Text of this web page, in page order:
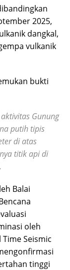
2025,
dangkal,
vulkanik
bukti
Gunung
putih tipis
di atas
titik api di
Balai
oleh
Seismic
tinggi